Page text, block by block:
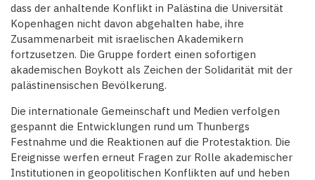
dass der anhaltende Konflikt in Palästina die Universität
Kopenhagen nicht davon abgehalten habe, ihre
Zusammenarbeit mit israelischen Akademikern
fortzusetzen. Die Gruppe fordert einen sofortigen
akademischen Boykott als Zeichen der Solidarität mit der
palästinensischen Bevölkerung.
Die internationale Gemeinschaft und Medien verfolgen
gespannt die Entwicklungen rund um Thunbergs
Festnahme und die Reaktionen auf die Protestaktion. Die
Ereignisse werfen erneut Fragen zur Rolle akademischer
Institutionen in geopolitischen Konflikten auf und heben